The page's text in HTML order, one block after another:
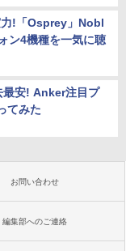
力!「Osprey」Nobl
ン4機種を一気に聴
安! Anker注目プ
てみた
お問い合わせ
編集部へのご連絡